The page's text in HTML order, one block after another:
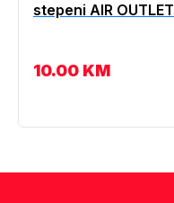
stepeni AIR OUTLET
10.00 KM